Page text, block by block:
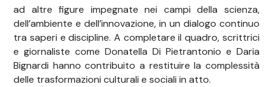
ad altre figure impegnate nei campi della scienza,
dell’ambiente e dell’innovazione, in un dialogo continuo
tra saperi e discipline. A completare il quadro, scrittrici
e giornaliste come Donatella Di Pietrantonio e Daria
Bignardi hanno contribuito a restituire la complessità
delle trasformazioni culturali e sociali in atto.